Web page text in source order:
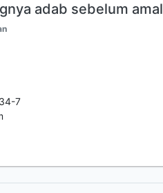
adab sebelum amal
7